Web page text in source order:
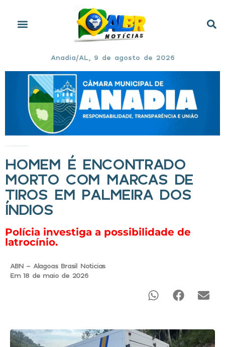
Anadia/AL, 9 de agosto de 2026
HOMEM É ENCONTRADO
MORTO COM MARCAS DE
TIROS EM PALMEIRA DOS
ÍNDIOS
Polícia investiga a possibilidade de
latrocínio.
ABN - Alagoas Brasil Noticias
Em 18 de maio de 2026